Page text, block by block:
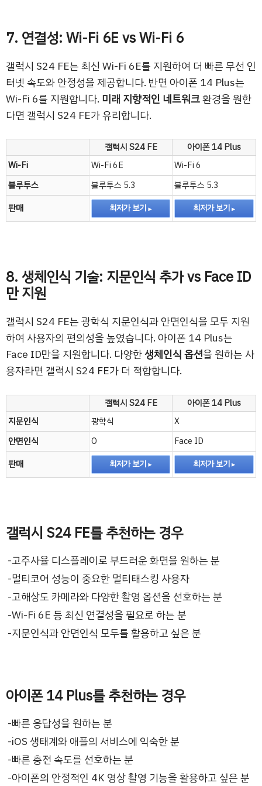
7. 연결성: Wi-Fi 6E vs Wi-Fi 6
갤럭시 S24 FE는 최신 Wi-Fi 6E를 지원하여 더 빠른 무선 인
터넷 속도와 안정성을 제공합니다. 반면 아이폰 14 Plus는
Wi-Fi 6를 지원합니다. 미래 지향적인 네트워크환경을 원한
다면 갤럭시 S24 FE가 유리합니다.
갤럭시 S24 FE
아이폰 14 Plus
Wi-Fi
Wi-Fi 6E
Wi-Fi 6
블루투스
블루투스 5.3
블루투스 5.3
판매
최저가 보기 최저가 보기
8. 생체인식 기술: 지문인식 추가 vs Face ID
만 지원
갤럭시 S24 FE는 광학식 지문인식과 안면인식을 모두 지원
하여 사용자의 편의성을 높였습니다. 아이폰 14 Plus는
Face ID만을 지원합니다. 다양한생체인식 옵션을 원하는 사
용자라면 갤럭시 S24 FE가 더 적합합니다.
갤럭시 S24 FE
아이폰 14 Plus
지문인식
광학식
X
안면인식
O
Face ID
판매
최저가 보기 최저가 보기
갤럭시 S24 FE를 추천하는 경우
고주사율 디스플레이로 부드러운 화면을 원하는 분
멀티코어 성능이 중요한 멀티태스킹 사용자
고해상도 카메라와 다양한 촬영 옵션을 선호하는 분
Wi-Fi 6E 등 최신 연결성을 필요로 하는 분
지문인식과 안면인식 모두를 활용하고 싶은 분
아이폰 14 Plus를 추천하는 경우
빠른 응답성을 원하는 분
iOS 생태계와 애플의 서비스에 익숙한 분
빠른 충전 속도를 선호하는 분
아이폰의 안정적인 4K 영상 촬영 기능을 활용하고 싶은 분